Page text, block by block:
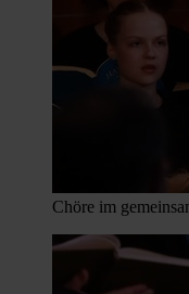
Chöre im